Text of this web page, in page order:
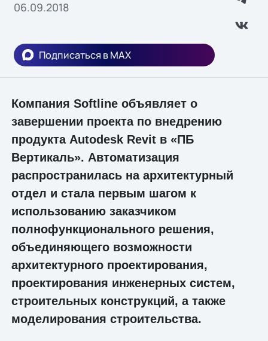
06.09.2018
Подписаться в MAX
Компания Softline объявляет о
завершении проекта по внедрению
продукта Autodesk Revit в «ПБ
Вертикаль». Автоматизация
распространилась на архитектурный
отдел и стала первым шагом к
использованию заказчиком
полнофункционального решения,
объединяющего возможности
архитектурного проектирования,
проектирования инженерных систем,
строительных конструкций, а также
моделирования строительства.